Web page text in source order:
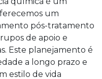
um
pós-tratamento
de apoio e
Este planejamento é
a longo prazo e
estilo de vida